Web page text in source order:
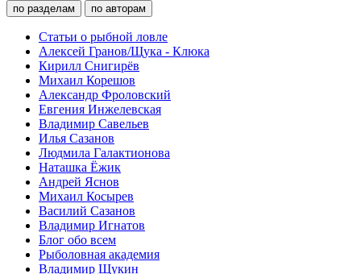
по разделам по авторам
Статьи о рыбной ловле
Алексей Гранов/Щука - Клюка
Кирилл Снигирёв
Михаил Корешов
Александр Фроловский
Евгения Инжелевская
Владимир Савельев
Илья Сазанов
Людмила Галактионова
Наташка Ёжик
Андрей Яснов
Михаил Косырев
Василий Сазанов
Владимир Игнатов
Блог обо всем
Рыболовная академия
Владимир Щукин